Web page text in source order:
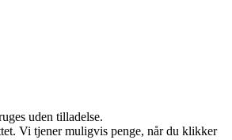
uden tilladelse.
Vi tjener muligvis penge, når du klikker